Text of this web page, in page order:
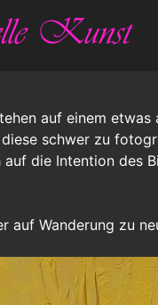
auf einem
schwer zu
die Intention des
Wanderung zu